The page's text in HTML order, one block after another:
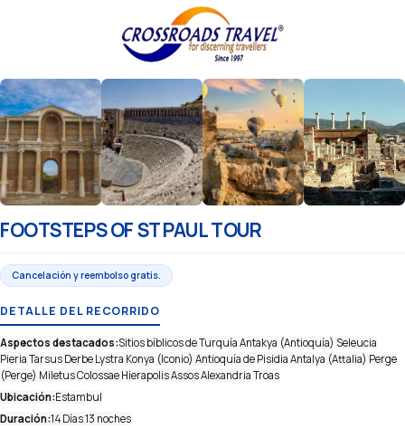
FOOTSTEPS OF ST PAUL TOUR
Cancelación y reembolso gratis.
DETALLE DEL RECORRIDO
Aspectos destacados:Sitios bíblicos de Turquía Antakya (Antioquía) Seleucia
Pieria Tarsus Derbe Lystra Konya (Iconio) Antioquía de Pisidia Antalya (Attalia) Perge
(Perge) Miletus Colossae Hierapolis Assos Alexandria Troas
Ubicación:Estambul
Duración:14 Días 13 noches